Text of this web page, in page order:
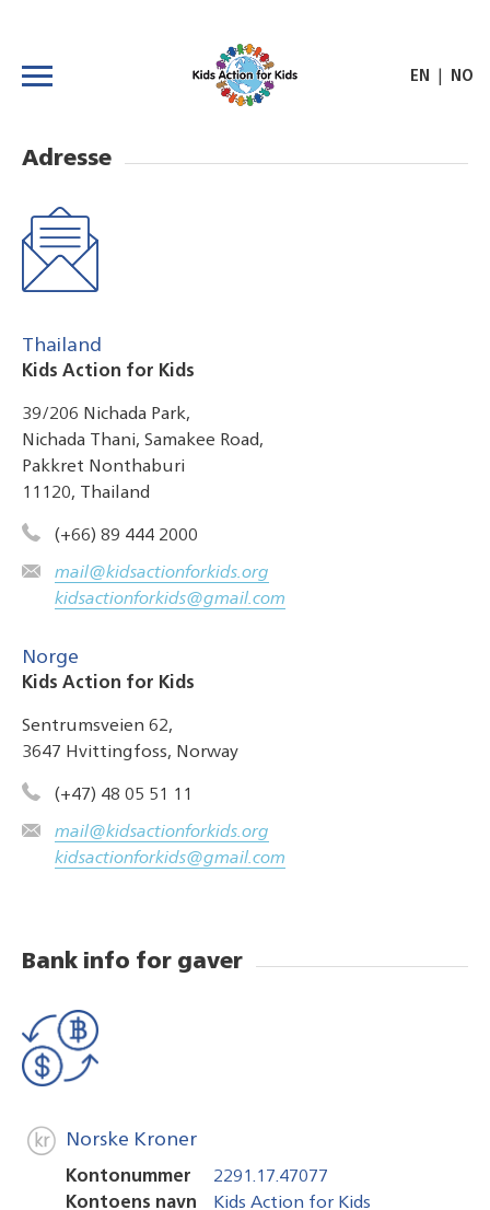
EN NO
Adresse
Thailand
Kids Action for Kids
39/206 Nichada Park,
Nichada Thani, Samakee Road,
Pakkret Nonthaburi
11120, Thailand
(+66) 89 444 2000
mail@kidsactionforkids.org
kidsactionforkids@gmail.com
Norge
Kids Action for Kids
Sentrumsveien 62,
3647 Hvittingfoss, Norway
(+47) 48 05 51 11
mail@kidsactionforkids.org
kidsactionforkids@gmail.com
Bank info for gaver
Norske Kroner
Kontonummer
2291.17.47077
Kontoens navn
Kids Action for Kids